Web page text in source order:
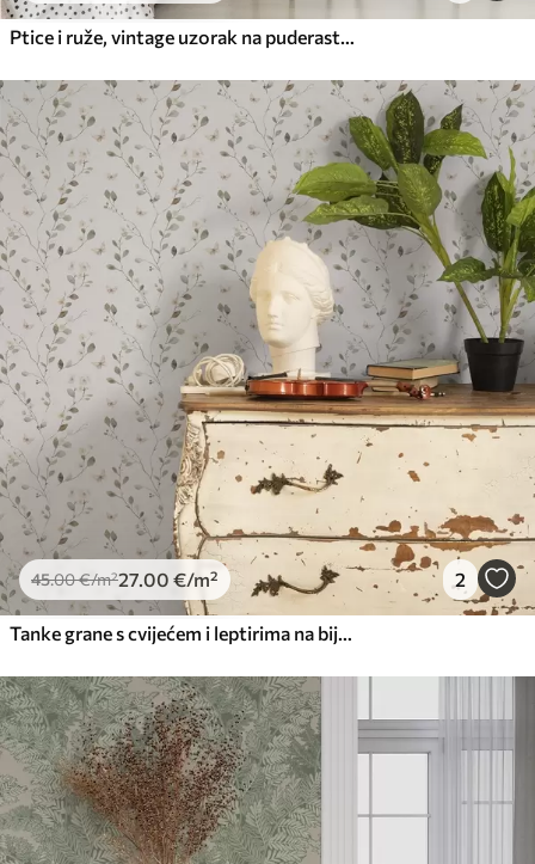
Ptice i ruže, vintage uzorak na puderasto ružičastoj boji
45.00€/m²27.00 €/m² 2
Tanke grane s cvijećem i leptirima na bijeloj pozadini